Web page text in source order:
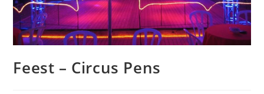
Feest – Circus Pens